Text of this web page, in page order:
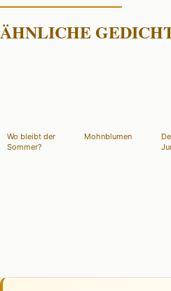
ÄHNLICHE
Wo bleibt der
Sommer?
Mohnblumen